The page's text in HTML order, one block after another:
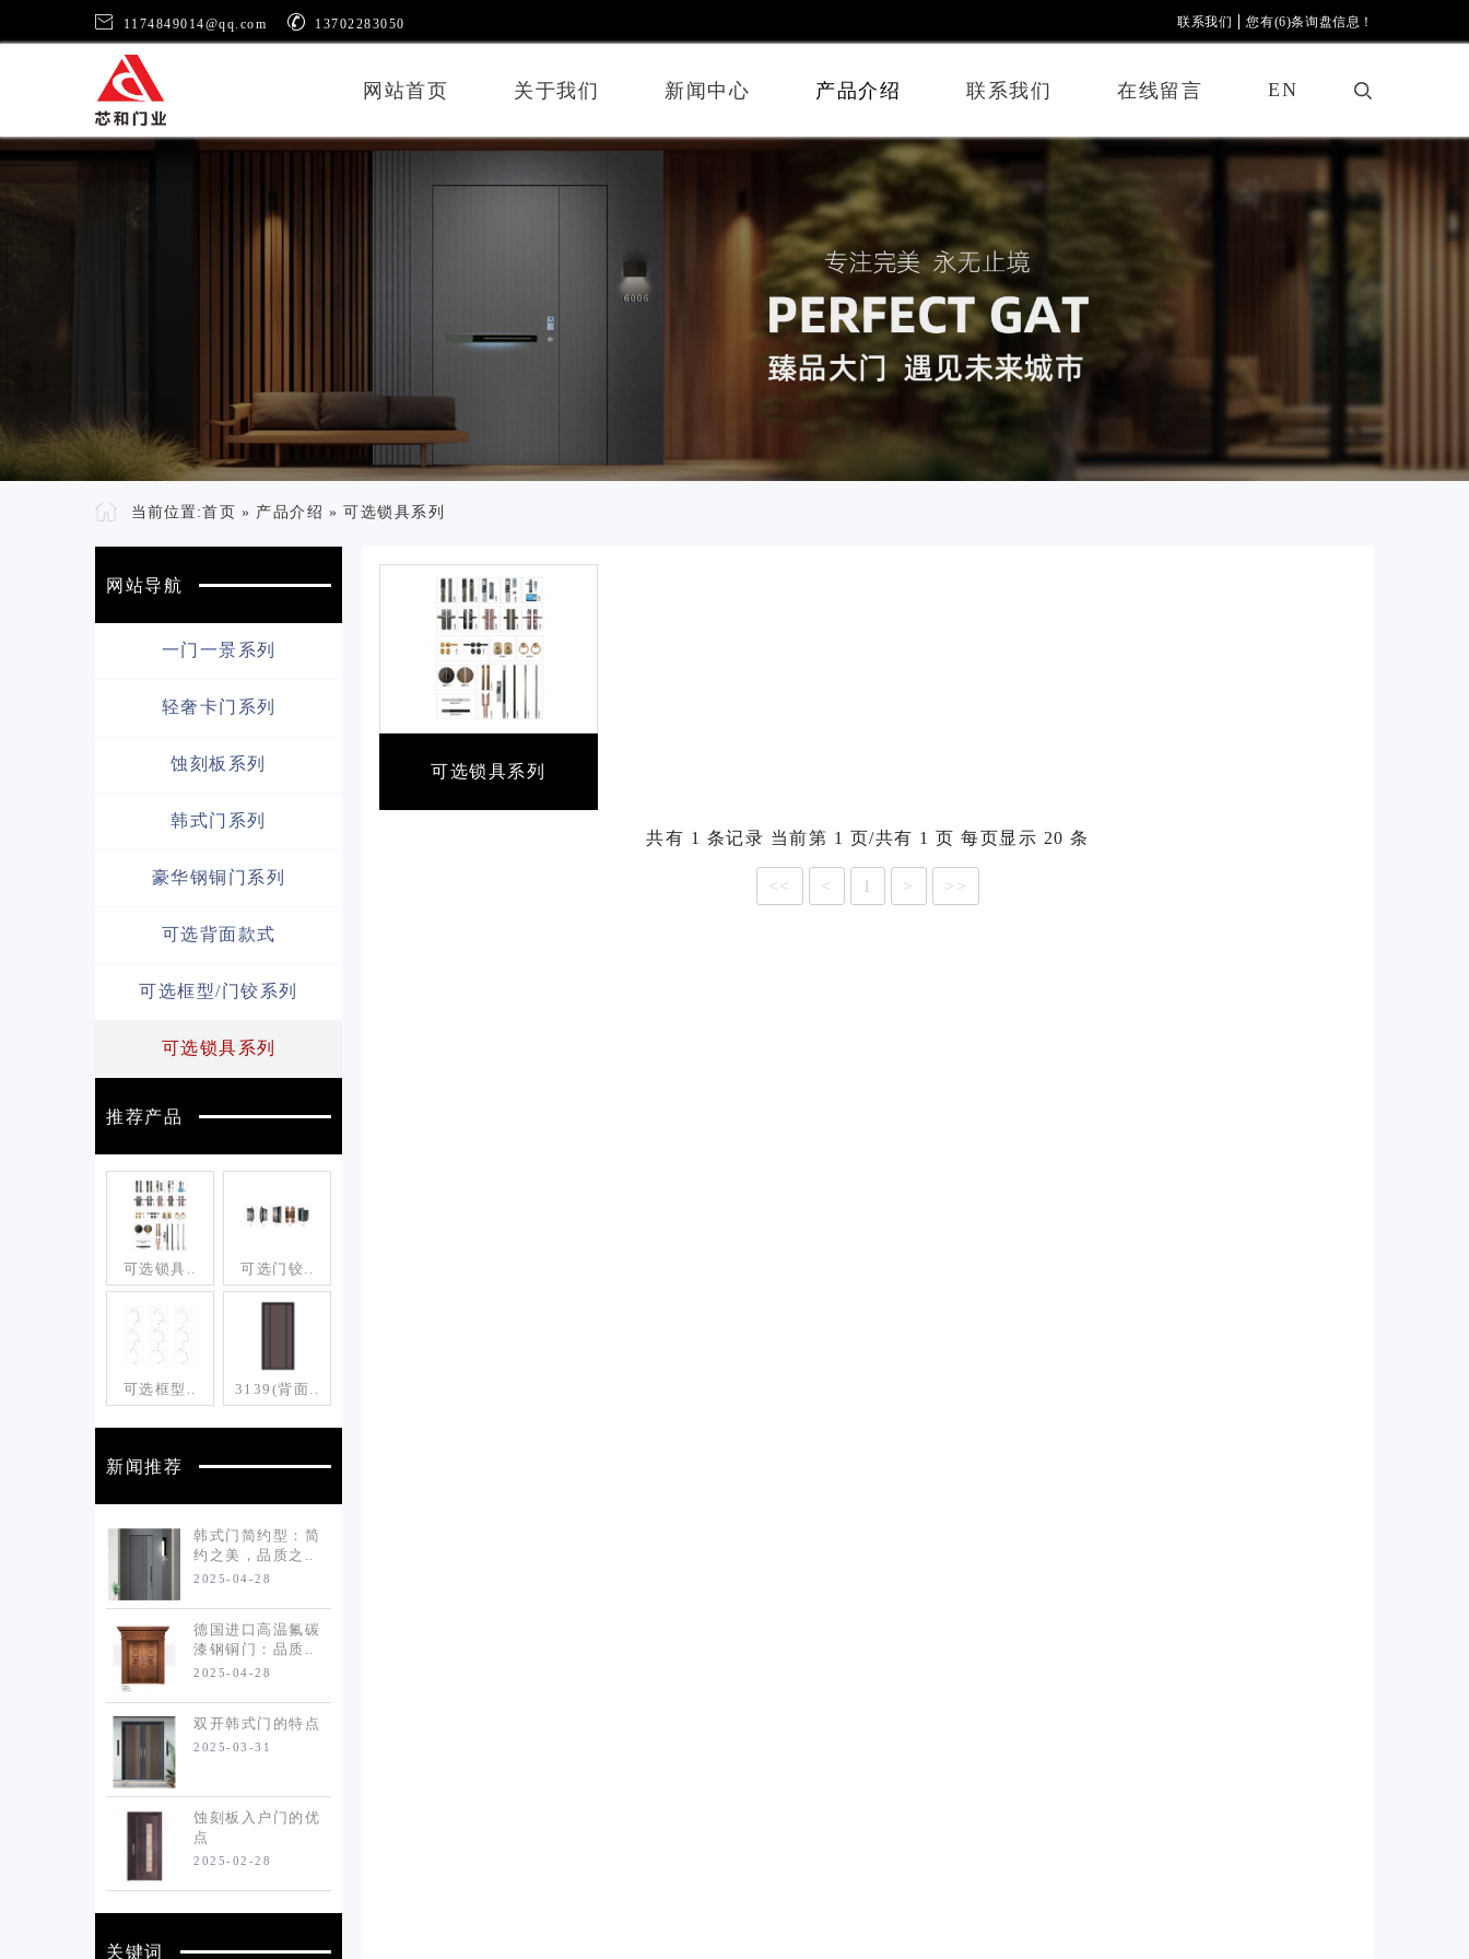
 1174849014@qq.com  13702283050 联系我们 您有(6)条询盘信息！
网站首页 关于我们 新闻中心 产品介绍 联系我们 在线留言 EN
当前位置:首页 » 产品介绍 » 可选锁具系列
网站导航
一门一景系列
轻奢卡门系列
蚀刻板系列
韩式门系列
豪华钢铜门系列
可选背面款式
可选框型/门铰系列
可选锁具系列
推荐产品
可选锁具.. 可选门铰..
可选框型.. 3139(背面..
新闻推荐
韩式门简约型：简
约之美，品质之..
2025-04-28
德国进口高温氟碳
漆钢铜门：品质..
2025-04-28
双开韩式门的特点
2025-03-31
蚀刻板入户门的优
点
2025-02-28
关键词
可选锁具系列
共有 1 条记录 当前第 1 页/共有 1 页 每页显示 20 条
<< < 1 > >>